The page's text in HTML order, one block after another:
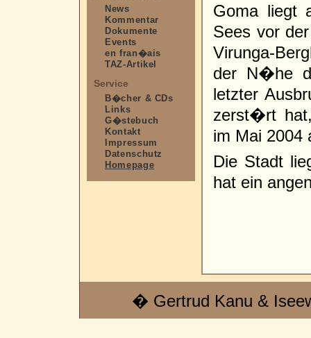
News
Kommentar
Dokumente
Events
en fran�ais
TAZ-Artikel
Service
B�cher & CDs
Links
G�stebuch
Kontakt
Impressum
Datenschutz
Homepage
Goma liegt
Sees vor
Virunga-
der N�he
letzter
zerst�rt
im Mai 2004
Die Stadt
hat ein
� Gertrud Kanu &